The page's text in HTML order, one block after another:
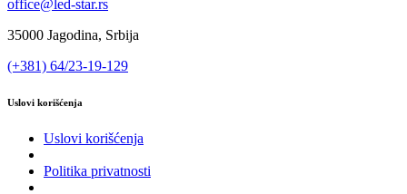
office@led-star.rs
35000 Jagodina, Srbija
(+381) 64/23-19-129
Uslovi korišćenja
Uslovi korišćenja
Politika privatnosti